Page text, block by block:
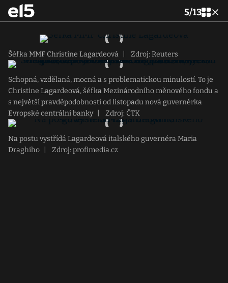
5/13
Šéfka MMF Christine Lagardeová Zdroj: Reuters
Schopná, vzdělaná, mocná a s problematickou minulostí. To je
Christine Lagardeová, šéfka Mezinárodního měnového fondu a
s největší pravděpodobností od listopadu nová guvernérka
Evropské centrální banky
Zdroj: ČTK
Na postu vystřídá Lagardeová italského guvernéra Maria
Draghiho
Zdroj: profimedia.cz